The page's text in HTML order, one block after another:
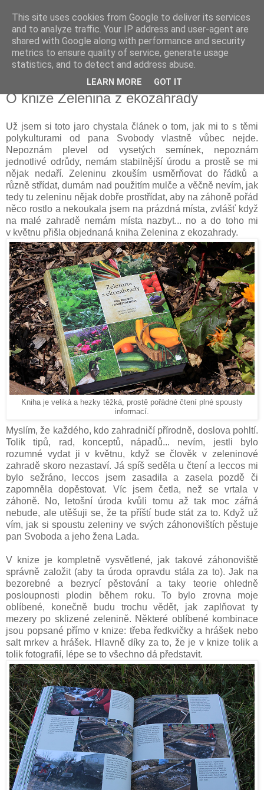
Vysněná zahrada
Blog o plánování a realizování vysněné zahrady.
čtvrtek 12. července 2018
O knize Zelenina z ekozahrady
Už jsem si toto jaro chystala článek o tom, jak mi to s těmi
polykulturami od pana Svobody vlastně vůbec nejde.
Nepoznám plevel od vysetých semínek, nepoznám
jednotlivé odrůdy, nemám stabilnější úrodu a prostě se mi
nějak nedaří. Zeleninu zkouším usměrňovat do řádků a
různě střídat, dumám nad použitím mulče a věčně nevím, jak
tedy tu zeleninu nějak dobře prostřídat, aby na záhoně pořád
něco rostlo a nekoukala jsem na prázdná místa, zvlášť když
na malé zahradě nemám místa nazbyt... no a do toho mi
v květnu přišla objednaná kniha Zelenina z ekozahrady.
Kniha je veliká a hezky těžká, prostě pořádné čtení plné spousty
informací.
Myslím, že každého, kdo zahradničí přírodně, doslova pohltí.
Tolik tipů, rad, konceptů, nápadů... nevím, jestli bylo
rozumné vydat ji v květnu, když se člověk v zeleninové
zahradě skoro nezastaví. Já spíš seděla u čtení a leccos mi
bylo sežráno, leccos jsem zasadila a zasela pozdě či
zapomněla dopěstovat. Víc jsem četla, než se vrtala v
záhoně. No, letošní úroda kvůli tomu až tak moc zářná
nebude, ale utěšuji se, že ta příští bude stát za to. Když už
vím, jak si spoustu zeleniny ve svých záhonovištích pěstuje
pan Svoboda a jeho žena Lada.
V knize je kompletně vysvětlené, jak takové záhonoviště
správně založit (aby ta úroda opravdu stála za to). Jak na
bezorebné a bezrycí pěstování a taky teorie ohledně
posloupnosti plodin během roku. To bylo zrovna moje
oblíbené, konečně budu trochu vědět, jak zaplňovat ty
mezery po sklizené zelenině. Některé oblíbené kombinace
jsou popsané přímo v knize: třeba ředkvičky a hrášek nebo
salt mrkev a hrášek. Hlavně díky za to, že je v knize tolik a
tolik fotografií, lépe se to všechno dá představit.
This site uses cookies from Google to deliver its services
and to analyze traffic. Your IP address and user-agent are
shared with Google along with performance and security
metrics to ensure quality of service, generate usage
statistics, and to detect and address abuse.
LEARN MORE GOT IT